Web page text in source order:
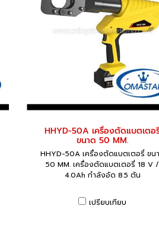
HHYD-50A เครื่องตัดแบตเตอ
ขนาด 50 MM.
HHYD-50A เครื่องตัดแบตเตอรี่ ขน
50 MM. เครื่องตัดแบตเตอรี่ 18 V /
4.0Ah กำลังอัด 8.5 ตัน
เปรียบเทียบ